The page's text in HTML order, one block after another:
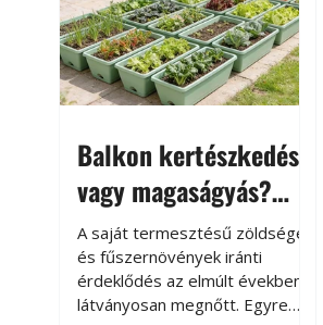
Balkon kertészkedés
vagy magaságyás?
Helytakarékos
kertészkedés
A saját termesztésű zöldségek
és fűszernövények iránti
érdeklődés az elmúlt években
látványosan megnőtt. Egyre